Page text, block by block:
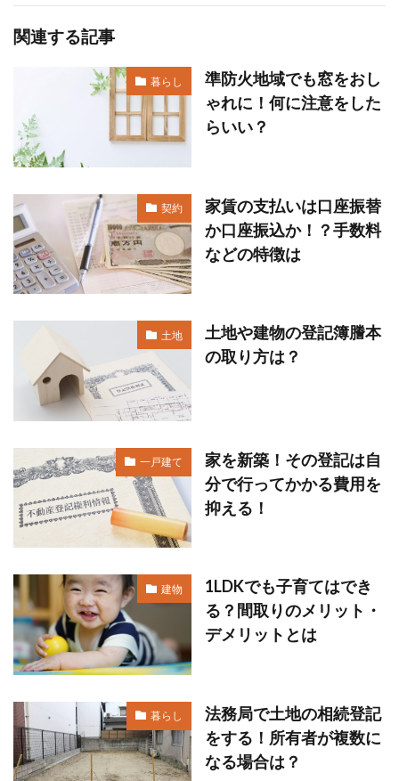
関連する記事
暮らし
準防火地域でも窓をおし
ゃれに！何に注意をした
らいい？
契約
家賃の支払いは口座振替
か口座振込か！？手数料
などの特徴は
土地
土地や建物の登記簿謄本
の取り方は？
一戸建て
家を新築！その登記は自
分で行ってかかる費用を
抑える！
建物
1LDKでも子育てはでき
る？間取りのメリット・
デメリットとは
暮らし
法務局で土地の相続登記
をする！所有者が複数に
なる場合は？